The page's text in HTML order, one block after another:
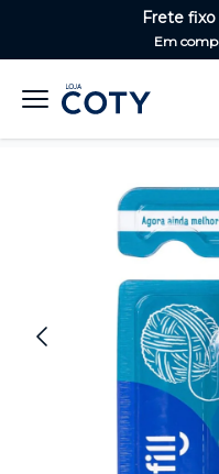
Frete fixo
Em